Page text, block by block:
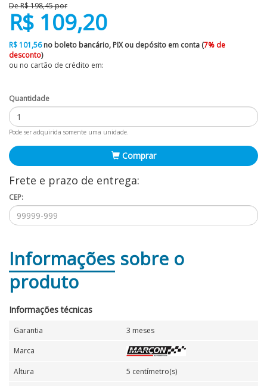
De R$ 198,45 por
R$ 109,20
R$ 101,56no boleto bancário, PIX ou depósito em conta (7% de
desconto)
ou no cartão de crédito em:
Quantidade
Pode ser adquirida somente uma unidade.
Comprar
Frete e prazo de entrega:
CEP:
Informações sobre o
produto
Informações técnicas
Garantia
3 meses
Marca
Altura
5 centímetro(s)